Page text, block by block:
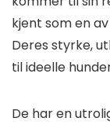
kjent som en
Deres styrke,
til ideelle
De har en